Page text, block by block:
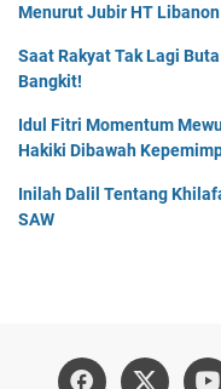
Menurut Jubir HT Libanon
Saat Rakyat Tak Lagi
Bangkit!
Idul Fitri Momentum
Hakiki Dibawah
Inilah Dalil Tentang
SAW